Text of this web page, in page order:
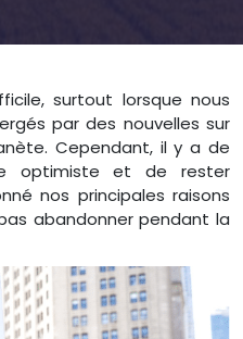
surtout lorsque nous
par des nouvelles sur
Cependant, il y a de
optimiste et de rester
nos principales raisons
abandonner pendant la